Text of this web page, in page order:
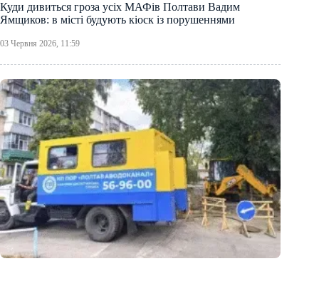
Куди дивиться гроза усіх МАФів Полтави Вадим
Ямщиков: в місті будують кіоск із порушеннями
03 Червня 2026, 11:59